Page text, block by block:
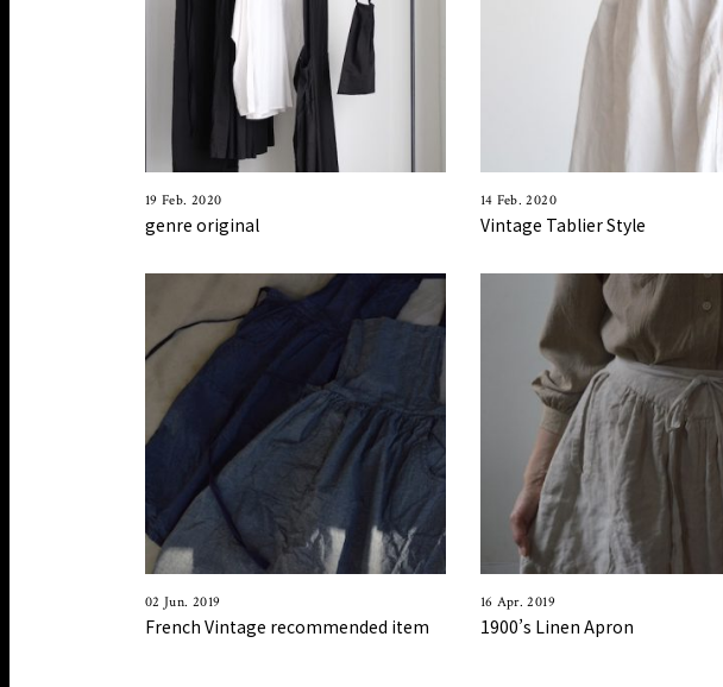
19 Feb. 2020
genre original
14 Feb. 2020
Vintage Tablier Style
02 Jun. 2019
French Vintage recommended item
16 Apr. 2019
1900’s Linen Apron